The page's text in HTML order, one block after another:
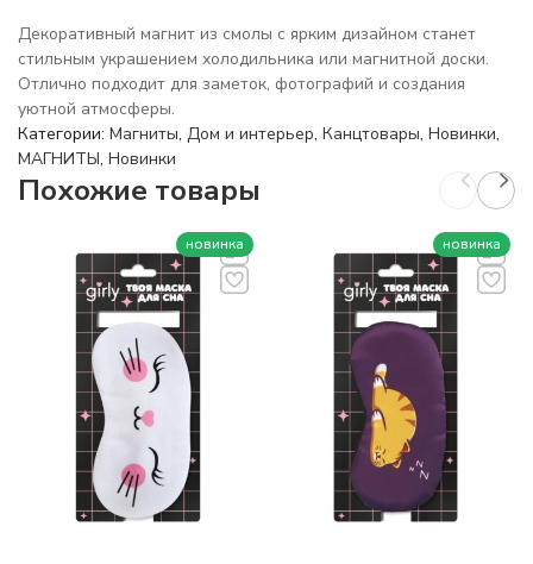
Декоративный магнит из смолы с ярким дизайном станет
стильным украшением холодильника или магнитной доски.
Отлично подходит для заметок, фотографий и создания
уютной атмосферы.
Категории: Магниты, Дом и интерьер, Канцтовары, Новинки,
МАГНИТЫ, Новинки
Похожие товары
новинка новинка